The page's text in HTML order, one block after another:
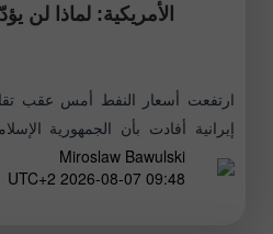
الأمريكية: لماذا لن
ارتفعت أسعار النفط أمس عقب
إيرانية أفادت بأن الجمهورية
أهدافاً معادية في مضيق هرمز.
ارتفاع استمر
Miroslaw Bawulski
09:48 2026-08-07 UTC+2